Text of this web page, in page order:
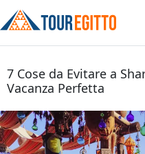
Viaggio in Egitto
Crociera sul Nilo
Vacanze Lusso in Egitto
7 Cose da Evitare a
Vacanza Perfetta